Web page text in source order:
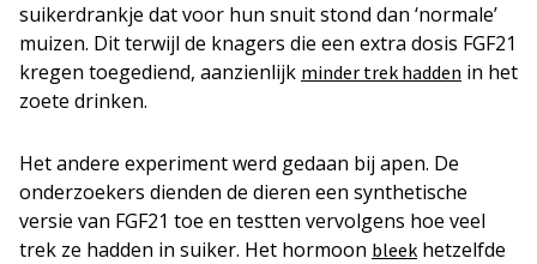
suikerdrankje dat voor hun snuit stond dan ‘normale’
muizen. Dit terwijl de knagers die een extra dosis FGF21
kregen toegediend, aanzienlijk minder trek hadden in het
zoete drinken.
Het andere experiment werd gedaan bij apen. De
onderzoekers dienden de dieren een synthetische
versie van FGF21 toe en testten vervolgens hoe veel
trek ze hadden in suiker. Het hormoon bleek hetzelfde